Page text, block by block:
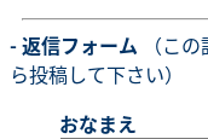
- 返信フォーム （こ
ら投稿して下さい）
おなまえ